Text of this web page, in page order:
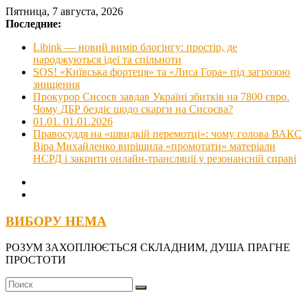
Skip
to
Пятница, 7 августа, 2026
Последние:
Libink — новий вимір блогінгу: простір, де
народжуються ідеї та спільноти
SOS! «Київська фортеця» та «Лиса Гора» під загрозою
знищення
Прокурор Сисоєв завдав Україні збитків на 7800 євро.
Чому ДБР бездіє щодо скарги на Сисоєва?
01.01. 01.01.2026
Правосуддя на «швидкій перемотці»: чому голова ВАКС
Віра Михайленко вирішила «промотати» матеріали
НСРД і закрити онлайн-трансляції у резонансній справі
ВИБОРУ НЕМА
РОЗУМ ЗАХОПЛЮЄТЬСЯ СКЛАДНИМ, ДУША ПРАГНЕ
ПРОСТОТИ